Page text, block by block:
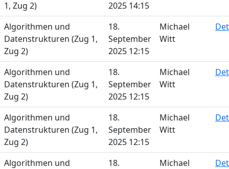
1, Zug 2)
2025 14:15
Algorithmen und
Datenstrukturen (Zug 1,
Zug 2)
18.
September
2025 12:15
Michael
Witt
Algorithmen und
Datenstrukturen (Zug 1,
Zug 2)
18.
September
2025 12:15
Michael
Witt
Algorithmen und
Datenstrukturen (Zug 1,
Zug 2)
18.
September
2025 12:15
Michael
Witt
Algorithmen und
18.
Michael